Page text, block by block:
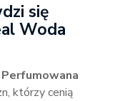
się
Woda
którzy cenią